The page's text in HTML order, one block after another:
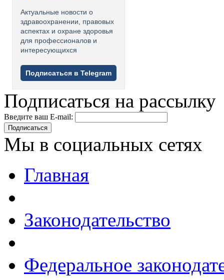
Актуальные новости о
здравоохранении, правовых
аспектах и охране здоровья
для профессионалов и
интересующихся
Подписаться в Telegram
Подписаться на рассылку
Введите ваш E-mail:
Подписаться
Мы в социальных сетях
Главная
Законодательство
Федеральное